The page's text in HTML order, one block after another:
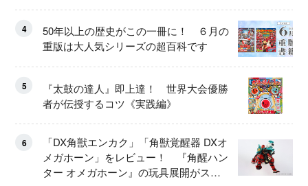
4
50年以上の歴史がこの一冊に！ ６月の
重版は大人気シリーズの超百科です
5
『太鼓の達人』即上達！ 世界大会優勝
者が伝授するコツ《実践編》
6
「DX角獣エンカク」「角獣覚醒器 DXオ
メガホーン」をレビュー！ 『角醒ハン
ター オメガホーン』の玩具展開がスタ